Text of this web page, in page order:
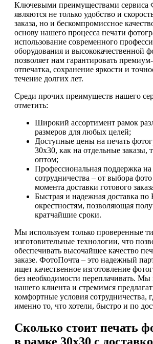
Ключевыми преимуществами сервиса
являются не только удобство и
заказа, но и бескомпромиссное
основу нашего процесса печати
использование современного
оборудования и высококачественной
позволяет нам гарантировать
отпечатка, сохранение яркости и
течение долгих лет.
Среди прочих преимуществ нашего
отметить:
Широкий ассортимент рамок
размеров для любых целей;
Доступные цены на печать
30х30, как на отдельные заказы,
оптом;
Профессиональная поддержка на
сотрудничества – от выбора
момента доставки готового
Быстрая и надежная доставка по
окрестностям, позволяющая
кратчайшие сроки.
Мы используем только проверенные
изготовительные технологии, что
обеспечивать высочайшее качество
заказе. ФотоПочта – это надежный
ищет качественное изготовление
без необходимости переплачивать.
нашего клиента и стремимся
комфортные условия сотрудничества,
именно то, что хотели, быстро и по
Сколько стоит печать